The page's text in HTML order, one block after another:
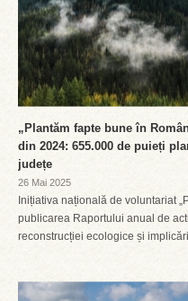
„Plantăm fapte bune în
din 2024: 655.000 de puieți
județe
26 Mai 2025
Inițiativa națională de voluntariat
publicarea Raportului anual de
reconstrucției ecologice și